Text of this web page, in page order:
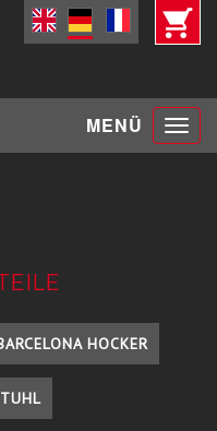
MENÜ Toggle
HOCKER